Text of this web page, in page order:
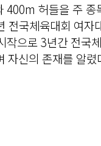
400m 허들을 주 종
전국체육대회 여자
작으로 3년간 전국
자신의 존재를 알렸